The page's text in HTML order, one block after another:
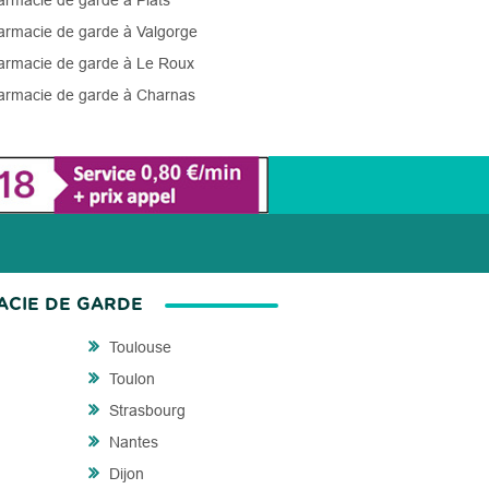
de garde à Valgorge
de garde à Le Roux
de garde à Charnas
DE GARDE
Toulouse
Toulon
Strasbourg
Nantes
Dijon